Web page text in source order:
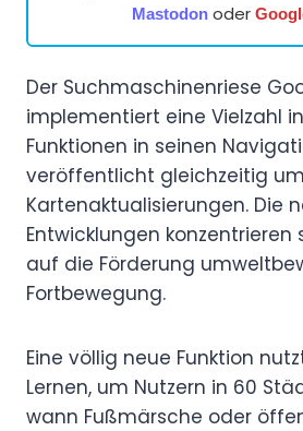
Mastodonoder
Der Suchmaschinenriese
implementiert eine Vielzahl
Funktionen in seinen
veröffentlicht gleichzeitig
Kartenaktualisierungen. Die
Entwicklungen konzentrieren
auf die Förderung
Fortbewegung.
Eine völlig neue Funktion
Lernen, um Nutzern in 60
wann Fußmärsche oder